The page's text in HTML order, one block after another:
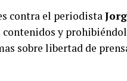
contra el periodista
contenidos y
sobre libertad de